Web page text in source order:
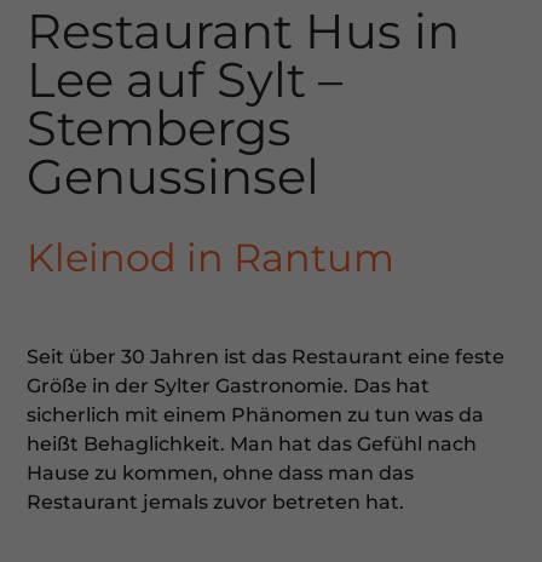
Restaurant Hus in
Lee auf Sylt –
Stembergs
Genussinsel
Kleinod in Rantum
Seit über 30 Jahren ist das Restaurant eine feste
Größe in der Sylter Gastronomie. Das hat
sicherlich mit einem Phänomen zu tun was da
heißt Behaglichkeit. Man hat das Gefühl nach
Hause zu kommen, ohne dass man das
Restaurant jemals zuvor betreten hat.